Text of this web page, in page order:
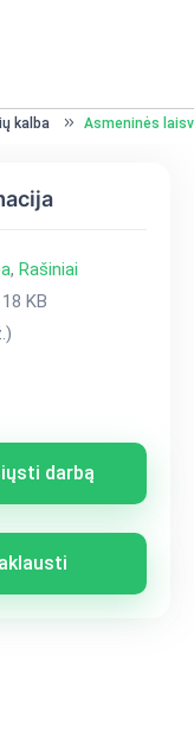
kalba Asmeninės
, Rašiniai
KB
darbą